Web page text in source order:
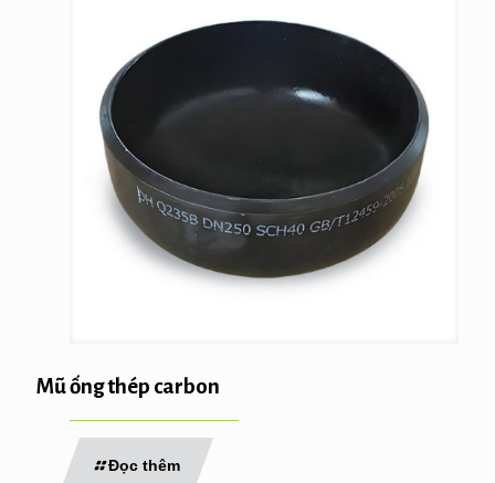
Mũ ống thép carbon
Đọc thêm